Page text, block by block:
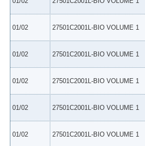
01/02 27501C2001L-BIO VOLUME 1
01/02 27501C2001L-BIO VOLUME 1
01/02 27501C2001L-BIO VOLUME 1
01/02 27501C2001L-BIO VOLUME 1
01/02 27501C2001L-BIO VOLUME 1